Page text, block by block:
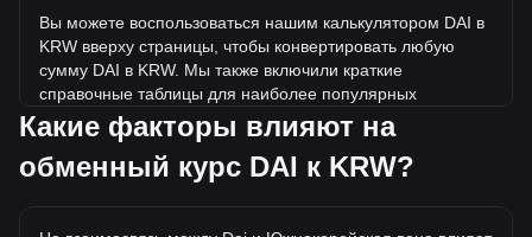
Вы можете воспользоваться нашим калькулятором DAI в
KRW вверху страницы, чтобы конвертировать любую
сумму DAI в KRW. Мы также включили краткие
справочные таблицы для наиболее популярных
конвертаций. Например, 5 KRW эквивалентны 0.003519
DAI, а 5 DAI будут стоить около 7,104.42KRW.
Какова самая высокая цена DAI/KRW в истории?
Какие факторы влияют на
обменный курс DAI к KRW?